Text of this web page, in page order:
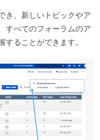
き、新しいトピックやア
すべてのフォーラムのア
することができます。